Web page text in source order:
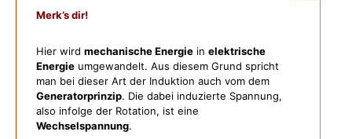
Merk’s dir!
Hier wird mechanische Energie in elektrische
Energie umgewandelt. Aus diesem Grund spricht
man bei dieser Art der Induktion auch vom dem
Generatorprinzip. Die dabei induzierte Spannung,
also infolge der Rotation, ist eine
Wechselspannung.